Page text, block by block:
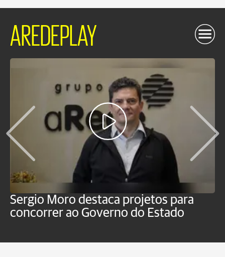
AREDEPLAY
Sergio Moro destaca projetos para
concorrer ao Governo do Estado